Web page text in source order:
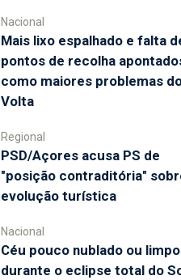
Nacional
Mais lixo espalhado e falta
pontos de recolha
como maiores problemas
Volta
Regional
PSD/Açores acusa PS de
"posição contraditória"
evolução turística
Nacional
Céu pouco nublado ou limpo
durante o eclipse total do